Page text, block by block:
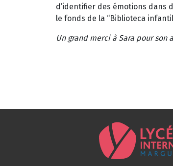
d’identifier des émotions dans
le fonds de la “Biblioteca
Un grand merci à Sara pour son